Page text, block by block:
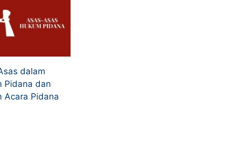
dalam
Pidana dan
Acara Pidana